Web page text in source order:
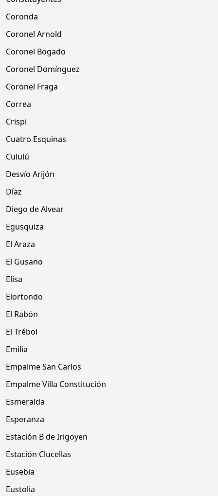
Coronda
Coronel Arnold
Coronel Bogado
Coronel Domínguez
Coronel Fraga
Correa
Crispi
Cuatro Esquinas
Cululú
Desvío Arijón
Díaz
Diego de Alvear
Egusquiza
El Araza
El Gusano
Elisa
Elortondo
El Rabón
El Trébol
Emilia
Empalme San Carlos
Empalme Villa Constitución
Esmeralda
Esperanza
Estación B de Irigoyen
Estación Clucellas
Eusebia
Eustolia